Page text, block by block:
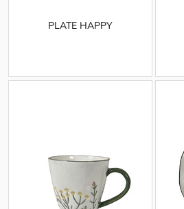
PLATE HAPPY